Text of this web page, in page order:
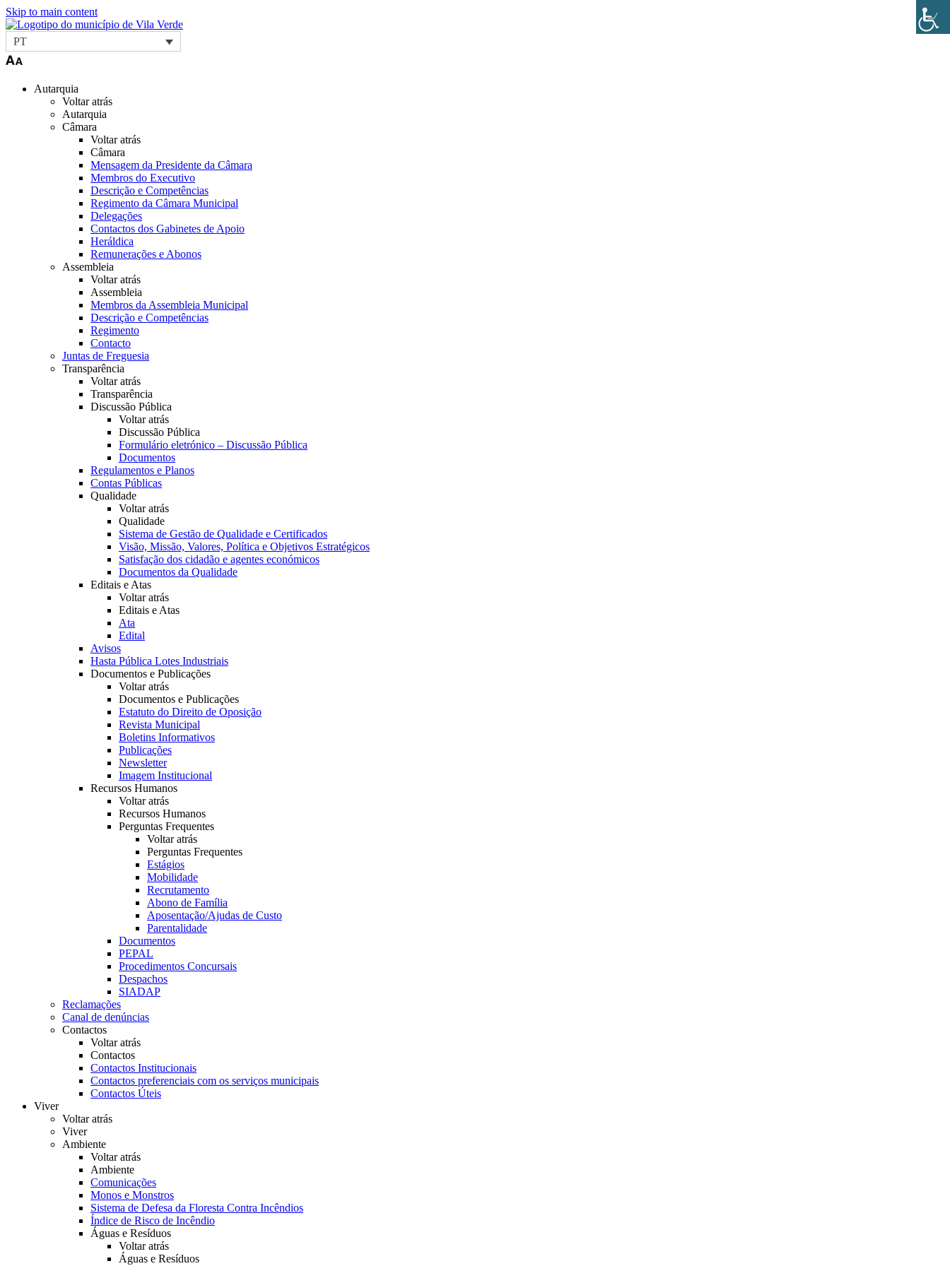
Skip to main content
PT
Autarquia
Voltar atrás
Autarquia
Câmara
Voltar atrás
Câmara
Mensagem da Presidente da Câmara
Membros do Executivo
Descrição e Competências
Regimento da Câmara Municipal
Delegações
Contactos dos Gabinetes de Apoio
Heráldica
Remunerações e Abonos
Assembleia
Voltar atrás
Assembleia
Membros da Assembleia Municipal
Descrição e Competências
Regimento
Contacto
Juntas de Freguesia
Transparência
Voltar atrás
Transparência
Discussão Pública
Voltar atrás
Discussão Pública
Formulário eletrónico – Discussão Pública
Documentos
Regulamentos e Planos
Contas Públicas
Qualidade
Voltar atrás
Qualidade
Sistema de Gestão de Qualidade e Certificados
Visão, Missão, Valores, Política e Objetivos Estratégicos
Satisfação dos cidadão e agentes económicos
Documentos da Qualidade
Editais e Atas
Voltar atrás
Editais e Atas
Ata
Edital
Avisos
Hasta Pública Lotes Industriais
Documentos e Publicações
Voltar atrás
Documentos e Publicações
Estatuto do Direito de Oposição
Revista Municipal
Boletins Informativos
Publicações
Newsletter
Imagem Institucional
Recursos Humanos
Voltar atrás
Recursos Humanos
Perguntas Frequentes
Voltar atrás
Perguntas Frequentes
Estágios
Mobilidade
Recrutamento
Abono de Família
Aposentação/Ajudas de Custo
Parentalidade
Documentos
PEPAL
Procedimentos Concursais
Despachos
SIADAP
Reclamações
Canal de denúncias
Contactos
Voltar atrás
Contactos
Contactos Institucionais
Contactos preferenciais com os serviços municipais
Contactos Úteis
Viver
Voltar atrás
Viver
Ambiente
Voltar atrás
Ambiente
Comunicações
Monos e Monstros
Sistema de Defesa da Floresta Contra Incêndios
Índice de Risco de Incêndio
Águas e Resíduos
Voltar atrás
Águas e Resíduos